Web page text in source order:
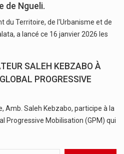
de Ngueli.
du Territoire, de l'Urbanisme et de
a lancé ce 16 janvier 2026 les
SALEH KEBZABO À
PROGRESSIVE
Amb. Saleh Kebzabo, participe à la
Progressive Mobilisation (GPM) qui